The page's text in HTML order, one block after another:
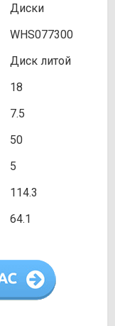
Диски
WHS077300
Диск литой
18
7.5
50
5
114.3
64.1